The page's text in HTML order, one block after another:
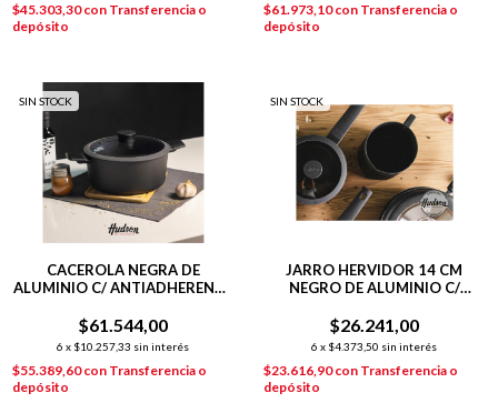
$45.303,30con Transferencia o
depósito
$61.973,10con Transferencia o
depósito
SIN STOCK
CACEROLA NEGRA DE
ALUMINIO C/ ANTIADHERENTE
$61.544,00
6 x $10.257,33 sin interés
$55.389,60con Transferencia o
depósito
SIN STOCK
JARRO HERVIDOR 14 CM
NEGRO DE ALUMINIO C/
$26.241,00
6 x $4.373,50 sin interés
$23.616,90con Transferencia o
depósito